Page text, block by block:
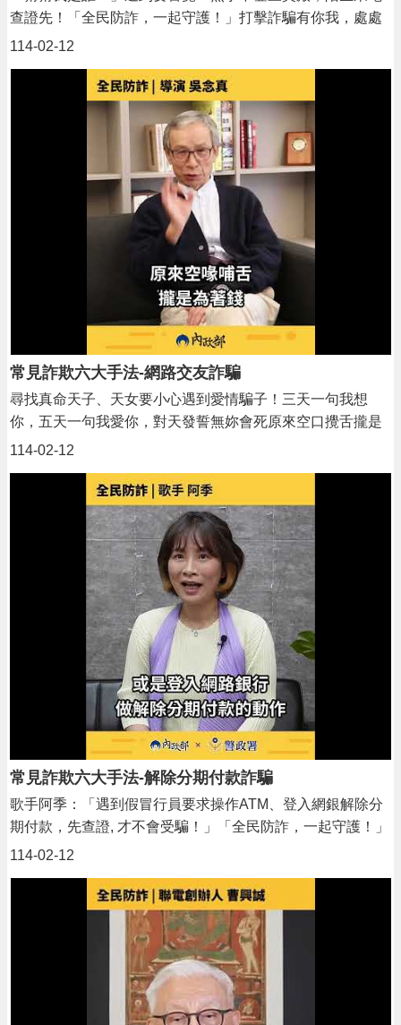
114-02-12
查證先！「全民防詐，一起守護！」打擊詐騙有你我，處處
提高警覺，揭露詐騙真相，守護我們的家人與財產！
常見詐欺六大手法-網路交友詐騙
114-02-12
尋找真命天子、天女要小心遇到愛情騙子！三天一句我想
你，五天一句我愛你，對天發誓無妳會死原來空口攪舌攏是
為著錢!網路談感情真真假假，記得一定要保護好自己!
常見詐欺六大手法-解除分期付款詐騙
114-02-12
歌手阿季：「遇到假冒行員要求操作ATM、登入網銀解除分
期付款，先查證, 才不會受騙！」「全民防詐，一起守護！」
打擊詐騙有你我，處處提高警覺，揭露詐騙真相，守護我們